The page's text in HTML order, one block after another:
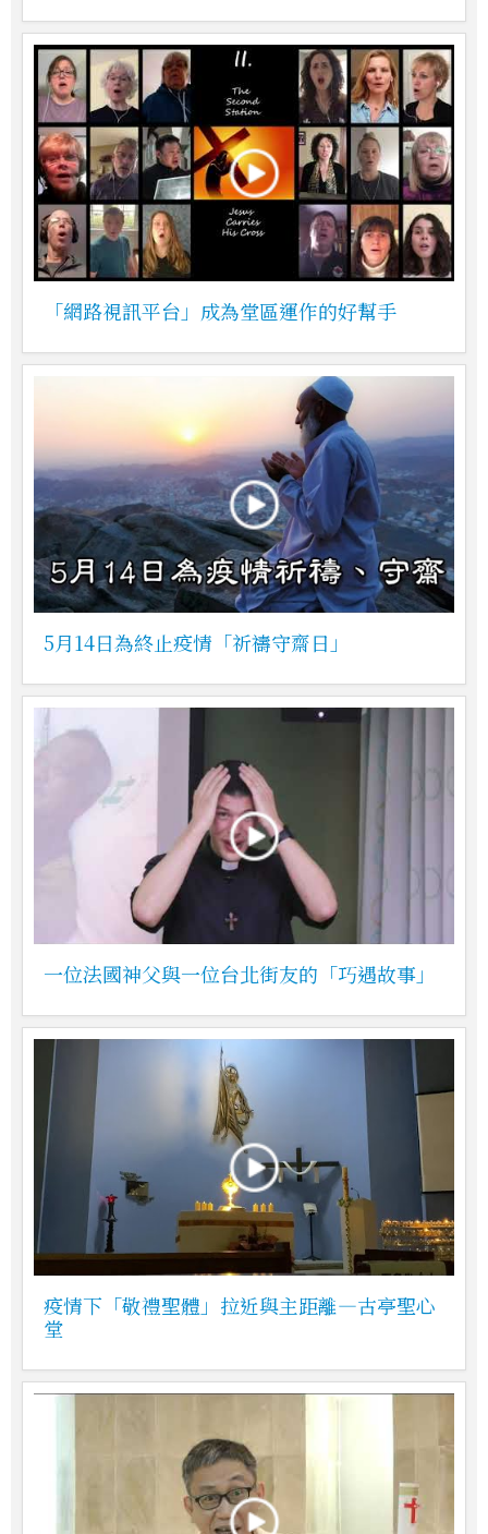
「網路視訊平台」成為堂區運作的好幫手
5月14日為終止疫情「祈禱守齋日」
一位法國神父與一位台北街友的「巧遇故事」
疫情下「敬禮聖體」拉近與主距離—古亭聖心
堂